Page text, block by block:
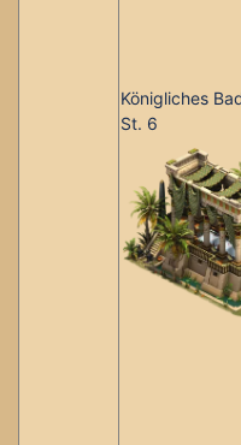
Königliches
St. 6